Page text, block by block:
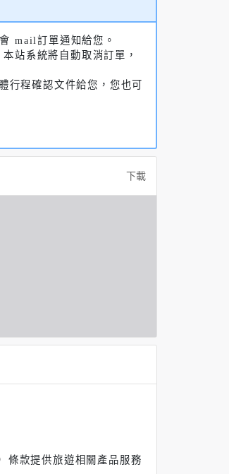
mail訂單通知給您。
站系統將自動取消訂單，
程確認文件給您，您也可
下載
條款提供旅遊相關產品服務